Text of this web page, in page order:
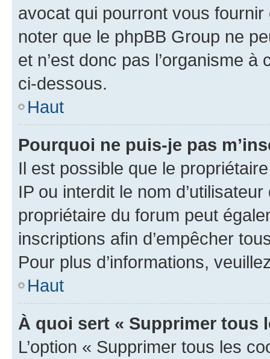
avocat qui pourront vous
noter que le phpBB Group ne
et n’est donc pas l’organisme
ci-dessous.
Haut
Pourquoi ne puis-je pas
Il est possible que le
IP ou interdit le nom
propriétaire du forum peut
inscriptions afin d’empêcher
Pour plus d’informations,
Haut
À quoi sert « Supprimer tous
L’option « Supprimer tous les